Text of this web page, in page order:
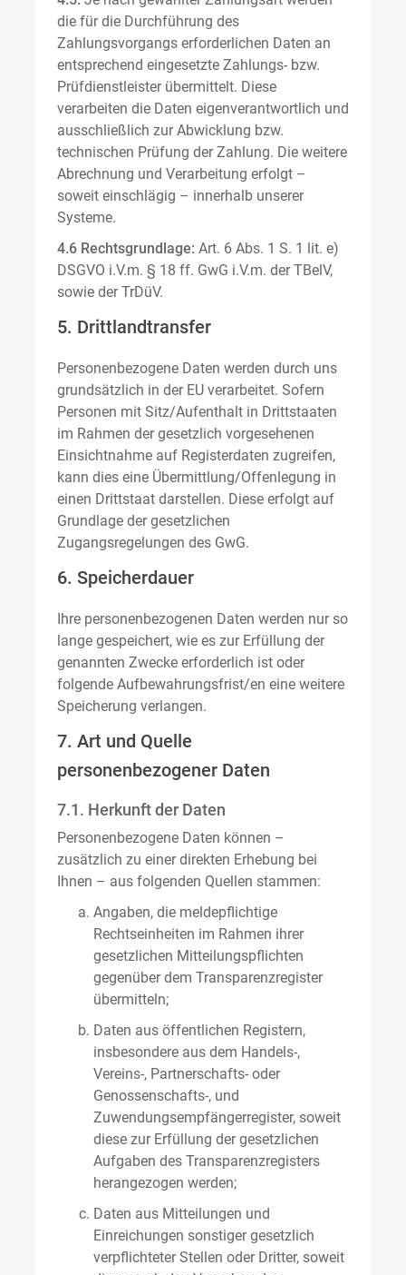
die für die Durchführung des
Zahlungsvorgangs erforderlichen Daten an
entsprechend eingesetzte Zahlungs- bzw.
Prüfdienstleister übermittelt. Diese
verarbeiten die Daten eigenverantwortlich und
ausschließlich zur Abwicklung bzw.
technischen Prüfung der Zahlung. Die weitere
Abrechnung und Verarbeitung erfolgt –
soweit einschlägig – innerhalb unserer
Systeme.
4.6 Rechtsgrundlage: Art. 6 Abs. 1 S. 1 lit. e)
DSGVO i.V.m. § 18 ff. GwG i.V.m. der TBelV,
sowie der TrDüV.
5. Drittlandtransfer
Personenbezogene Daten werden durch uns
grundsätzlich in der EU verarbeitet. Sofern
Personen mit Sitz/Aufenthalt in Drittstaaten
im Rahmen der gesetzlich vorgesehenen
Einsichtnahme auf Registerdaten zugreifen,
kann dies eine Übermittlung/Offenlegung in
einen Drittstaat darstellen. Diese erfolgt auf
Grundlage der gesetzlichen
Zugangsregelungen des GwG.
6. Speicherdauer
Ihre personenbezogenen Daten werden nur so
lange gespeichert, wie es zur Erfüllung der
genannten Zwecke erforderlich ist oder
folgende Aufbewahrungsfrist/en eine weitere
Speicherung verlangen.
7. Art und Quelle
personenbezogener Daten
7.1. Herkunft der Daten
Personenbezogene Daten können –
zusätzlich zu einer direkten Erhebung bei
Ihnen – aus folgenden Quellen stammen:
Angaben, die meldepflichtige
Rechtseinheiten im Rahmen ihrer
gesetzlichen Mitteilungspflichten
gegenüber dem Transparenzregister
übermitteln;
Daten aus öffentlichen Registern,
insbesondere aus dem Handels-,
Vereins-, Partnerschafts- oder
Genossenschafts-, und
Zuwendungsempfängerregister, soweit
diese zur Erfüllung der gesetzlichen
Aufgaben des Transparenzregisters
herangezogen werden;
Daten aus Mitteilungen und
Einreichungen sonstiger gesetzlich
verpflichteter Stellen oder Dritter, soweit